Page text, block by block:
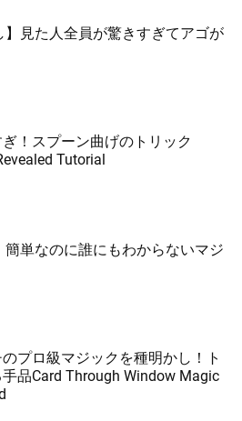
】見た人全員が驚きすぎてアゴが
ぎ！スプーン曲げのトリック
Tutorial
単なのに誰にもわからないマジ
プロ級マジックを種明かし！ト
品Card Through Window Magic